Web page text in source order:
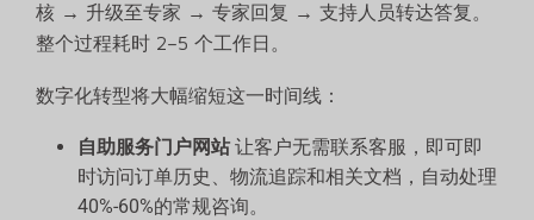
核 → 升级至专家 → 专家回复 → 支持人员转达答复。
整个过程耗时 2–5 个工作日。
数字化转型将大幅缩短这一时间线：
自助服务门户网站 让客户无需联系客服，即可即
时访问订单历史、物流追踪和相关文档，自动处理
40%-60%的常规咨询。